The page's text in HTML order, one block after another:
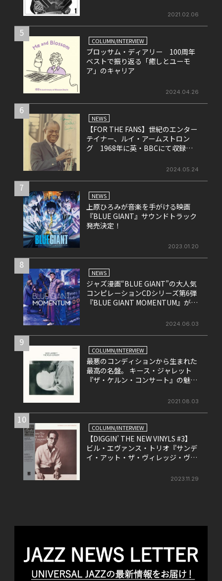
2021.02.06
5
COLUMN/INTERVIEW
ブロッサム・ディアリー 100周年
ベストで振り返る「癒しとユーモ
ア」のキャリア
2024.04.26
6
NEWS
【FOR THE FANS】世紀のエンター
テイナー、ルイ・アームストロン
グ 1968年に英・BBCにて収録さ
2024.05.24
7
NEWS
上原ひろみが音楽を手がける映画
『BLUE GIANT』サウンドトラック
発売決定！
2023.01.20
8
NEWS
ジャズ漫画“BLUE GIANT”の大人気
コンピレーションCDシリーズ第6弾
『BLUE GIANT MOMENTUM』が6
2024.06.03
9
COLUMN/INTERVIEW
最悪のコンディションから生まれた
最高の名盤。 キース・ジャレット
『ザ・ケルン・コンサート』の魅力
2021.08.03
10
COLUMN/INTERVIEW
【DIGGIN’ THE NEW VINYLS #3】
ビル・エヴァンス・トリオ『サンデ
イ・アット・ザ・ヴィレッジ・ヴァ
2023.11.29